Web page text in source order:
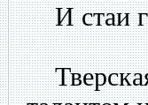
И стаи